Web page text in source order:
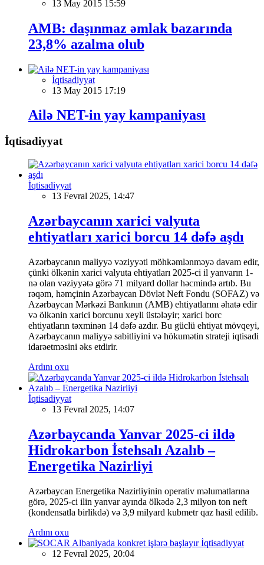
13 May 2015 15:59
AMB: daşınmaz əmlak bazarında
23,8% azalma olub
İqtisadiyyat
13 May 2015 17:19
Ailə NET-in yay kampaniyası
İqtisadiyyat
İqtisadiyyat
13 Fevral 2025, 14:47
Azərbaycanın xarici valyuta
ehtiyatları xarici borcu 14 dəfə aşdı
Azərbaycanın maliyyə vəziyyəti möhkəmlənməyə davam edir,
çünki ölkənin xarici valyuta ehtiyatları 2025-ci il yanvarın 1-
nə olan vəziyyətə görə 71 milyard dollar həcmində artıb. Bu
rəqəm, həmçinin Azərbaycan Dövlət Neft Fondu (SOFAZ) və
Azərbaycan Mərkəzi Bankının (AMB) ehtiyatlarını əhatə edir
və ölkənin xarici borcunu xeyli üstələyir; xarici borc
ehtiyatların təxminən 14 dəfə azdır. Bu güclü ehtiyat mövqeyi,
Azərbaycanın maliyyə sabitliyini və hökumətin strateji iqtisadi
idarəetməsini əks etdirir.
Ardını oxu
İqtisadiyyat
13 Fevral 2025, 14:07
Azərbaycanda Yanvar 2025-ci ildə
Hidrokarbon İstehsalı Azalıb –
Energetika Nazirliyi
Azərbaycan Energetika Nazirliyinin operativ məlumatlarına
görə, 2025-ci ilin yanvar ayında ölkədə 2,3 milyon ton neft
(kondensatla birlikdə) və 3,9 milyard kubmetr qaz hasil edilib.
Ardını oxu
İqtisadiyyat
12 Fevral 2025, 20:04